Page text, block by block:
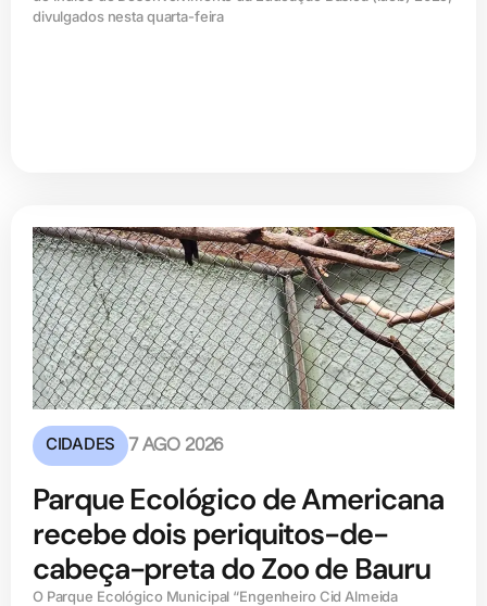
divulgados nesta quarta-feira
CIDADES 7 AGO 2026
Parque Ecológico de Americana
recebe dois periquitos-de-
cabeça-preta do Zoo de Bauru
O Parque Ecológico Municipal “Engenheiro Cid Almeida